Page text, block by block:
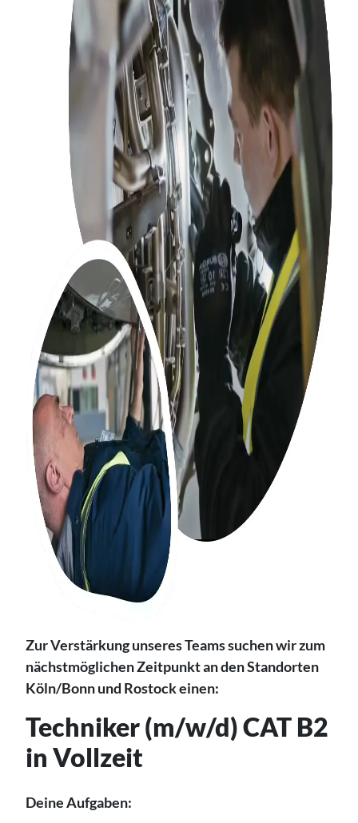
Zur Verstärkung unseres Teams suchen wir zum
nächstmöglichen Zeitpunkt an den Standorten
Köln/Bonn und Rostock einen:
Techniker (m/w/d) CAT B2
in Vollzeit
Deine Aufgaben: